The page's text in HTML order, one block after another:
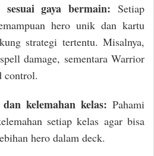
gaya bermain: Setiap
hero unik dan kartu
strategi tertentu. Misalnya,
damage, sementara Warrior
control.
kelemahan kelas: Pahami
setiap kelas agar bisa
hero dalam deck.